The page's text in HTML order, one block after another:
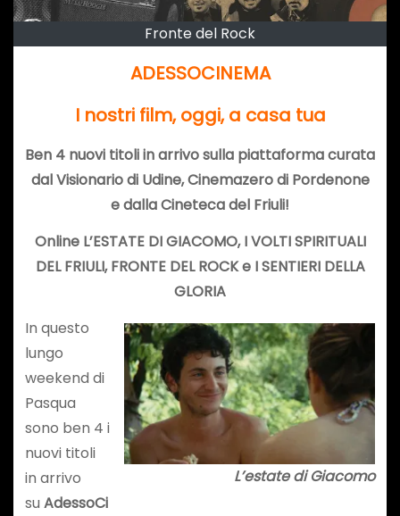
Fronte del Rock
ADESSOCINEMA
I nostri film, oggi, a casa tua
Ben 4 nuovi titoli in arrivo sulla piattaforma curata
dal Visionario di Udine, Cinemazero di Pordenone
e dalla Cineteca del Friuli!
Online L’ESTATE DI GIACOMO, I VOLTI SPIRITUALI
DEL FRIULI, FRONTE DEL ROCK e I SENTIERI DELLA
GLORIA
L’estate di Giacomo
In questo
lungo
weekend di
Pasqua
sono ben 4 i
nuovi titoli
in arrivo
su AdessoCi